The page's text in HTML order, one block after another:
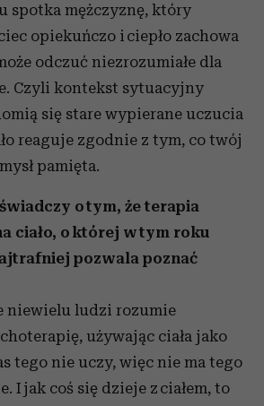
spotka mężczyznę, który
opiekuńczo i ciepło zachowa
odczuć niezrozumiałe dla
Czyli kontekst sytuacyjny
się stare wypierane uczucia
reaguje zgodnie z tym, co twój
pamięta.
o tym, że terapia
ciało, o której w tym roku
pozwala poznać
niewielu ludzi rozumie
używając ciała jako
tego nie uczy, więc nie ma tego
I jak coś się dzieje z ciałem, to